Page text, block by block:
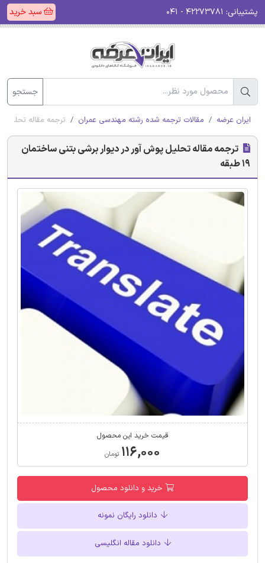
پشتیبانی: سبد خرید
جستجو
ایران عرضه مقالات ترجمه شده رشته مهندسی عمران ترجمه مقاله تحلیل
ترجمه مقاله تحلیل پوش آور در دیوار برشی بتنی ساختمان
19 طبقه
قیمت خرید این محصول
۱۱۶,۰۰۰ تومان
خرید و دانلود محصول
دانلود رایگان نمونه
دانلود مقاله انگلیسی